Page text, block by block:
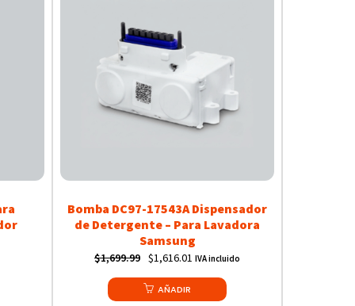
Bomba DC97-17543A Dispensador
de Detergente – Para Lavadora
Samsung
$1,699.99 Original
price
was:
$1,616.01 Current
price
IVA incluido
AÑADIR